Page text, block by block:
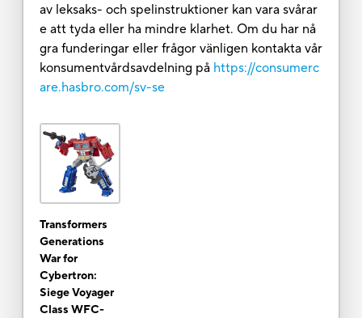
av leksaks- och spelinstruktioner kan vara svårar
e att tyda eller ha mindre klarhet. Om du har nå
gra funderingar eller frågor vänligen kontakta vår
konsumentvårdsavdelning på https://consumerc
are.hasbro.com/sv-se
Transformers
Generations
War for
Cybertron:
Siege Voyager
Class WFC-